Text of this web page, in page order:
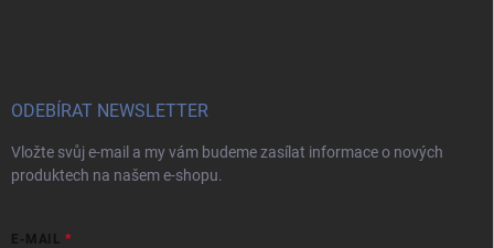
ODEBÍRAT NEWSLETTER
Vložte svůj e-mail a my vám budeme zasílat informace o nových
produktech na našem e-shopu.
E-MAIL